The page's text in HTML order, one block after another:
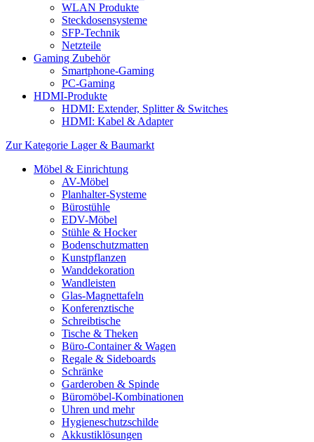
WLAN Produkte
Steckdosensysteme
SFP-Technik
Netzteile
Gaming Zubehör
Smartphone-Gaming
PC-Gaming
HDMI-Produkte
HDMI: Extender, Splitter & Switches
HDMI: Kabel & Adapter
Zur Kategorie Lager & Baumarkt
Möbel & Einrichtung
AV-Möbel
Planhalter-Systeme
Bürostühle
EDV-Möbel
Stühle & Hocker
Bodenschutzmatten
Kunstpflanzen
Wanddekoration
Wandleisten
Glas-Magnettafeln
Konferenztische
Schreibtische
Tische & Theken
Büro-Container & Wagen
Regale & Sideboards
Schränke
Garderoben & Spinde
Büromöbel-Kombinationen
Uhren und mehr
Hygieneschutzschilde
Akkustiklösungen